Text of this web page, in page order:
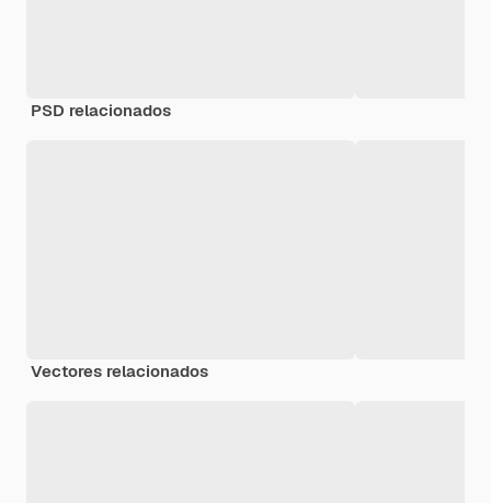
PSD relacionados
Vectores relacionados